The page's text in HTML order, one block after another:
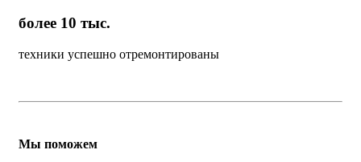
более 10 тыс.
техники успешно отремонтированы
Мы поможем